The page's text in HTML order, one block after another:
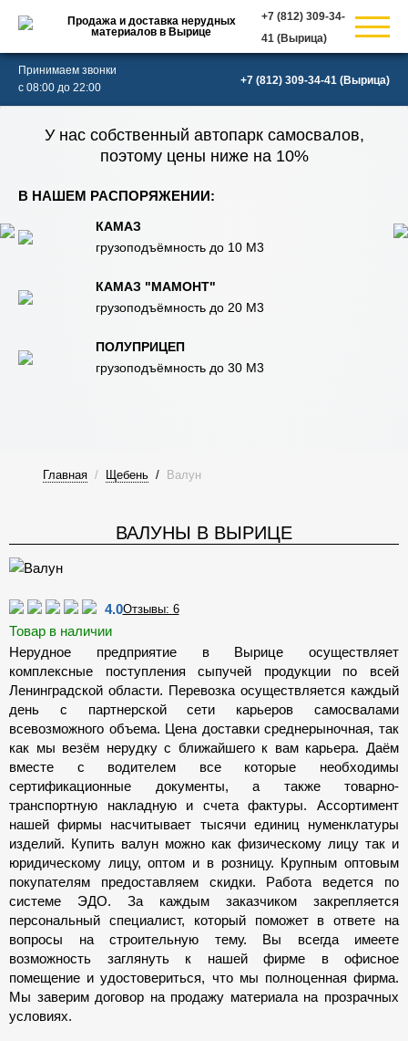
Продажа и доставка нерудных
материалов в Вырице
(Вырица)
Принимаем звонки
с 08:00 до 22:00
(Вырица)
В НАШЕМ РАСПОРЯЖЕНИИ:
КАМАЗ
грузоподъёмность до 10 М3
КАМАЗ "МАМОНТ"
грузоподъёмность до 20 М3
ПОЛУПРИЦЕП
грузоподъёмность до 30 М3
У нас собственный автопарк самосвалов,
поэтому цены ниже на 10%
Главная / Щебень / Валун
ВАЛУНЫ В ВЫРИЦЕ
4.0Отзывы: 6
Товар в наличии
Нерудное предприятие в Вырице осуществляет
комплексные поступления сыпучей продукции по всей
Ленинградской области. Перевозка осуществляется каждый
день с партнерской сети карьеров самосвалами
всевозможного объема. Цена доставки среднерыночная, так
как мы везём нерудку с ближайшего к вам карьера. Даём
вместе с водителем все которые необходимы
сертификационные документы, а также товарно-
транспортную накладную и счета фактуры. Ассортимент
нашей фирмы насчитывает тысячи единиц нуменклатуры
изделий. Купить валун можно как физическому лицу так и
юридическому лицу, оптом и в розницу. Крупным оптовым
покупателям предоставляем скидки. Работа ведется по
системе ЭДО. За каждым заказчиком закрепляется
персональный специалист, который поможет в ответе на
вопросы на строительную тему. Вы всегда имеете
возможность заглянуть к нашей фирме в офисное
помещение и удостовериться, что мы полноценная фирма.
Мы заверим договор на продажу материала на прозрачных
условиях.